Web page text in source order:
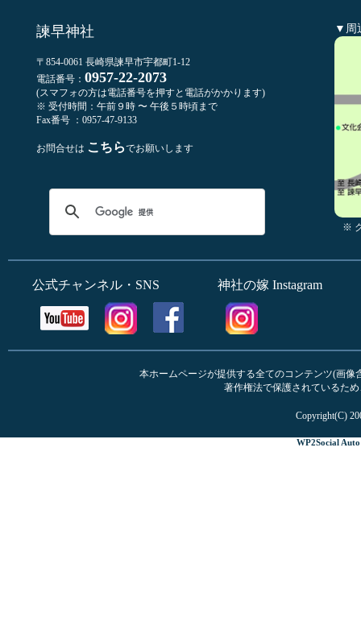
諫早神社
〒854-0061 長崎県諫早市宇都町1-12
電話番号： 0957-22-2073
(スマフォの方は電話番号を押すと電話がかかります)
※ 受付時間：午前９時 〜 午後５時頃まで
Fax番号 ：0957-47-9133
お問合せは こちらでお願いします
▼周
※
公式チャンネル・SNS 神社の嫁 Instagram
本ホームページが提供する全てのコンテンツ(画
著作権法で保護されているた
Copyright(C)
WP2Social